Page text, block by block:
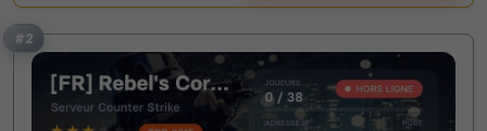
#2